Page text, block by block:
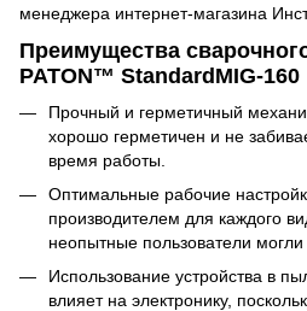
менеджера интернет-магазина
Преимущества
PATON™ StandardMIG-160
Прочный и герметичный
хорошо герметичен и не
время работы.
Оптимальные рабочие
производителем для каждого
неопытные пользователи могли
Использование устройства в
влияет на электронику,